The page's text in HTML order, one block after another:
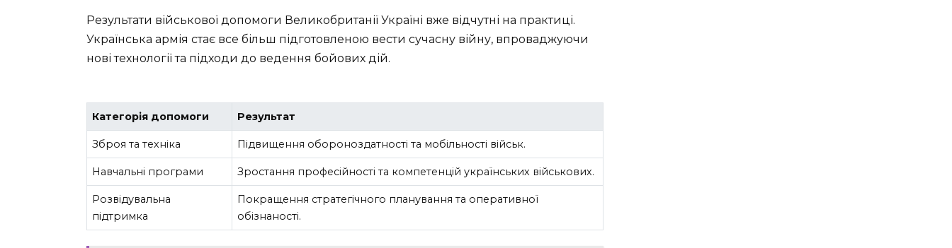
Результати військової допомоги Великобританії Україні вже відчутні на практиці.
Українська армія стає все більш підготовленою вести сучасну війну, впроваджуючи
нові технології та підходи до ведення бойових дій.
Категорія допомоги Результат
Зброя та техніка Підвищення обороноздатності та мобільності військ.
Навчальні програми Зростання професійності та компетенцій українських військових.
Розвідувальна
підтримка
Покращення стратегічного планування та оперативної
обізнаності.